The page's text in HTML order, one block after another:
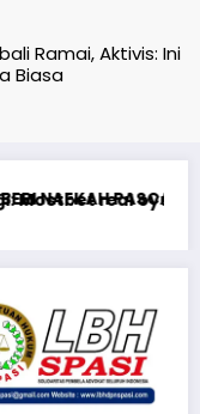
Ramai, Aktivis: Ini
Biasa
DAN ANAK
minimieren: